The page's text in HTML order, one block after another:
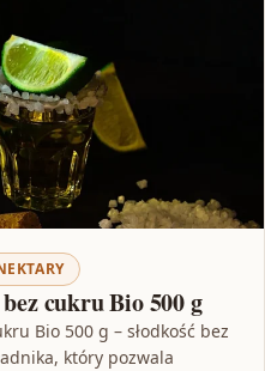
cukru Bio 500 g
Bio 500 g – słodkość bez
który pozwala